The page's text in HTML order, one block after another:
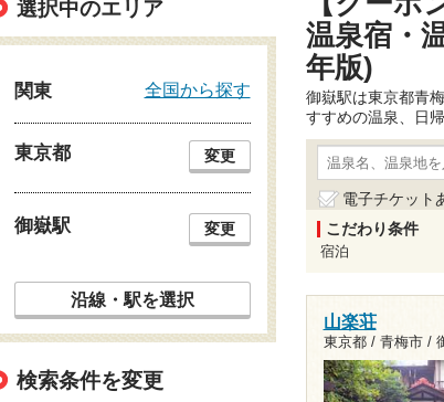
温泉宿・
年版)
御嶽駅は東京都青
すすめの温泉、日
電子チケット
こだわり条件
宿泊
山楽荘
東京都 / 青梅市 /
選択中のエリア
関東 全国から探す
東京都 変更
御嶽駅 変更
沿線・駅を選択
検索条件を変更